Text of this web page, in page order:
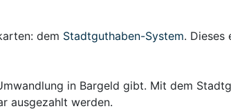
dem Stadtguthaben-System. Dieses
in Bargeld gibt. Mit dem
ausgezahlt werden.